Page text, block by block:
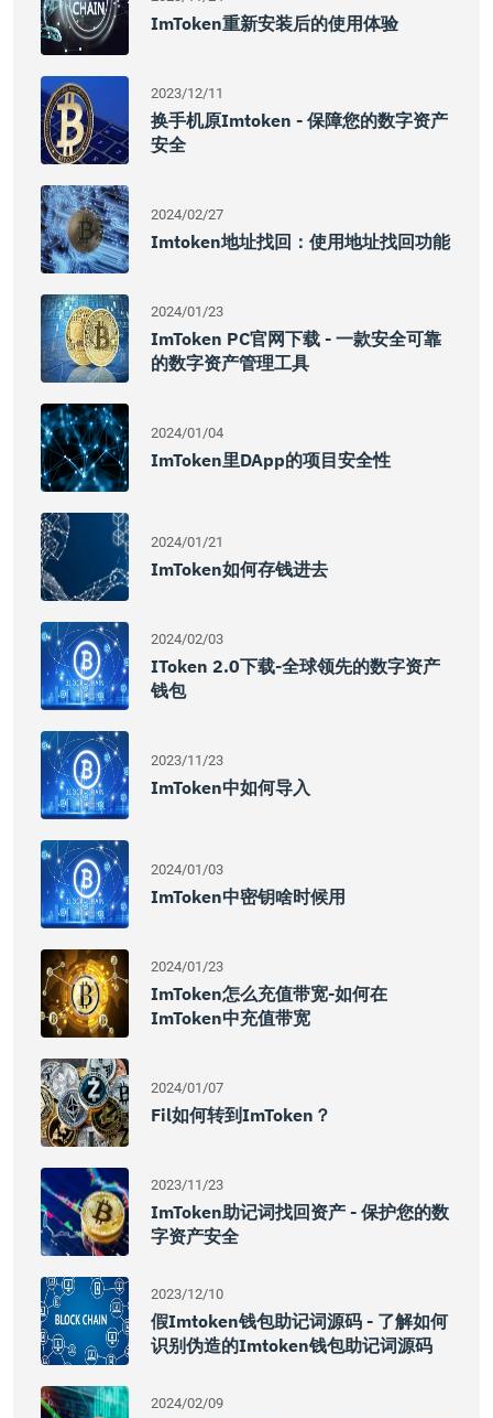
ImToken重新安装后的使用体验
2023/12/11
换手机原imtoken - 保障您的数字资产
安全
2024/02/27
Imtoken地址找回：使用地址找回功能
2024/01/23
ImToken PC官网下载 - 一款安全可靠
的数字资产管理工具
2024/01/04
ImToken里DApp的项目安全性
2024/01/21
ImToken如何存钱进去
2024/02/03
IToken 2.0下载-全球领先的数字资产
钱包
2023/11/23
ImToken中如何导入
2024/01/03
ImToken中密钥啥时候用
2024/01/23
ImToken怎么充值带宽-如何在
ImToken中充值带宽
2024/01/07
Fil如何转到imToken？
2023/11/23
ImToken助记词找回资产 - 保护您的数
字资产安全
2023/12/10
假imtoken钱包助记词源码 - 了解如何
识别伪造的imtoken钱包助记词源码
2024/02/09